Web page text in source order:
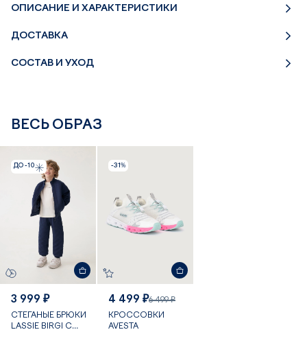
ОПИСАНИЕ И ХАРАКТЕРИСТИКИ
ДОСТАВКА
СОСТАВ И УХОД
ВЕСЬ ОБРАЗ
ДО -10
3 999 ₽
СТЕГАНЫЕ БРЮКИ
LASSIE BIRGI С
-31%
4 499 ₽6 499 ₽
КРОССОВКИ
AVESTA